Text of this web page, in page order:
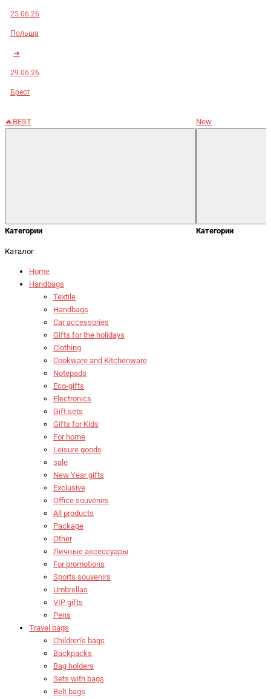
25.06.26
Польша
➜
29.06.26
Брест
🔥BEST
Категории
New
Категории
Каталог
Home
Handbags
Textile
Handbags
Car accessories
Gifts for the holidays
Clothing
Cookware and Kitchenware
Notepads
Eco-gifts
Electronics
Gift sets
Gifts for Kids
For home
Leisure goods
sale
New Year gifts
Exclusive
Office souvenirs
All products
Package
Other
Личные аксессуары
For promotions
Sports souvenirs
Umbrellas
VIP gifts
Pens
Travel bags
Children's bags
Backpacks
Bag holders
Sets with bags
Belt bags